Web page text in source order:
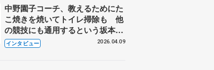
中野園子コーチ、教えるためにた
こ焼きを焼いてトイレ掃除も 他
の競技にも通用するという坂本花
織の筋肉
インタビュー 2026.04.09